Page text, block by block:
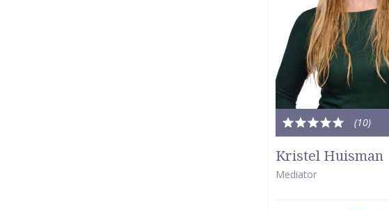
(10)
Totale
waardering:
5
Kristel Huisman
Mediator